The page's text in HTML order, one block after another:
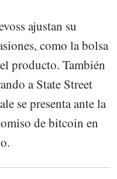
ajustan su
como la bolsa
producto. También
a State Street
se presenta ante la
de bitcoin en